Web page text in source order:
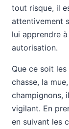
tout risque, il
attentivement
lui apprendre
autorisation.
Que ce soit
chasse, la
champignons,
vigilant. En
en suivant les